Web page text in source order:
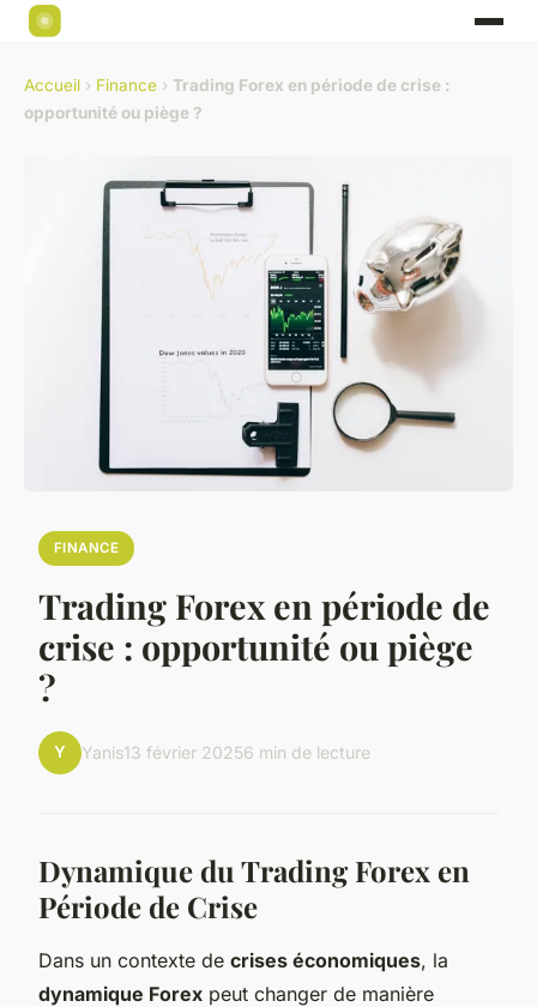
Accueil › Finance › Trading Forex en période de crise :
opportunité ou piège ?
FINANCE
Trading Forex en période de
crise : opportunité ou piège
?
Y Yanis13 février 20256 min de lecture
Dynamique du Trading Forex en
Période de Crise
Dans un contexte de crises économiques, la
dynamique Forex peut changer de manière